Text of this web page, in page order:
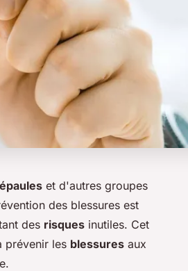
épaules et d'autres groupes
des blessures est
des risques inutiles. Cet
prévenir les blessures aux